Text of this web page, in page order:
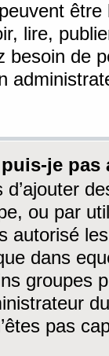
être
lire,
besoin de
je
d’ajouter
ou par
autorisé
dans
groupes
pas